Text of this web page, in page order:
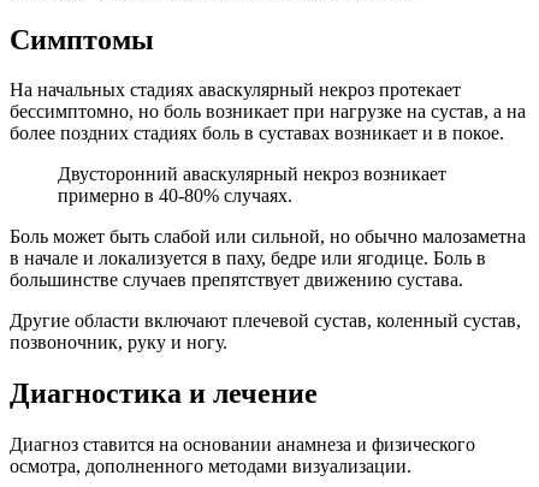
Симптомы
На начальных стадиях аваскулярный некроз протекает
бессимптомно, но боль возникает при нагрузке на сустав, а на
более поздних стадиях боль в суставах возникает и в покое.
Двусторонний аваскулярный некроз возникает
примерно в 40-80% случаях.
Боль может быть слабой или сильной, но обычно малозаметна
в начале и локализуется в паху, бедре или ягодице. Боль в
большинстве случаев препятствует движению сустава.
Другие области включают плечевой сустав, коленный сустав,
позвоночник, руку и ногу.
Диагностика и лечение
Диагноз ставится на основании анамнеза и физического
осмотра, дополненного методами визуализации.